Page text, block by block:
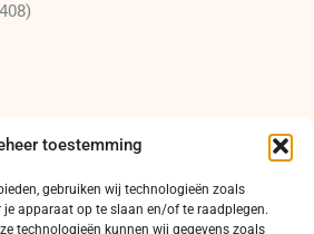
toestemming
gebruiken wij technologieën zoals
apparaat op te slaan en/of te raadplegen.
technologieën kunnen wij gegevens zoals